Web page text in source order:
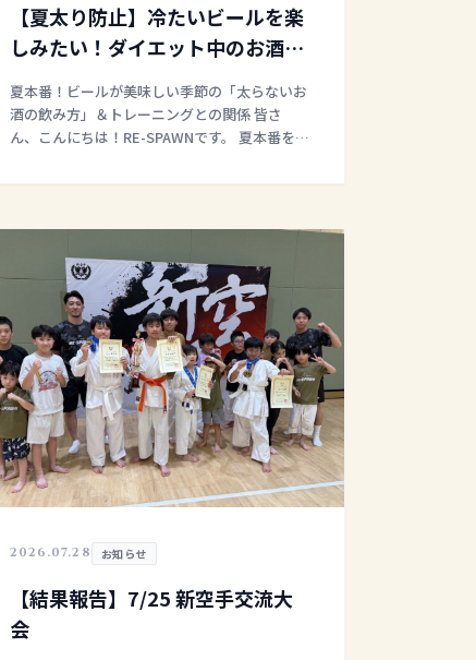
【夏太り防止】冷たいビールを楽
しみたい！ダイエット中のお酒と
の付き合い方
夏本番！ビールが美味しい季節の「太らないお
酒の飲み方」＆トレーニングとの関係 皆さ
ん、こんにちは！RE-SPAWNです。 夏本番を迎
きましたね！
トレーニングでしっかり汗を
2026.07.28 お知らせ
【結果報告】7/25 新空手交流大
会